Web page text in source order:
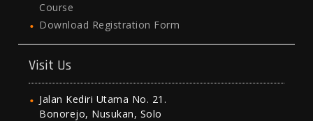
Course
Download Registration Form
Visit Us
Jalan Kediri Utama No. 21.
Bonorejo, Nusukan, Solo